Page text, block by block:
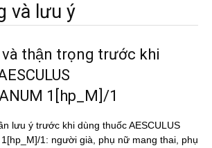
và lưu ý
thận trọng trước khi
1[hp_M]/1
lưu ý trước khi dùng thuốc AESCULUS
1[hp_M]/1: người già, phụ nữ mang thai, phụ